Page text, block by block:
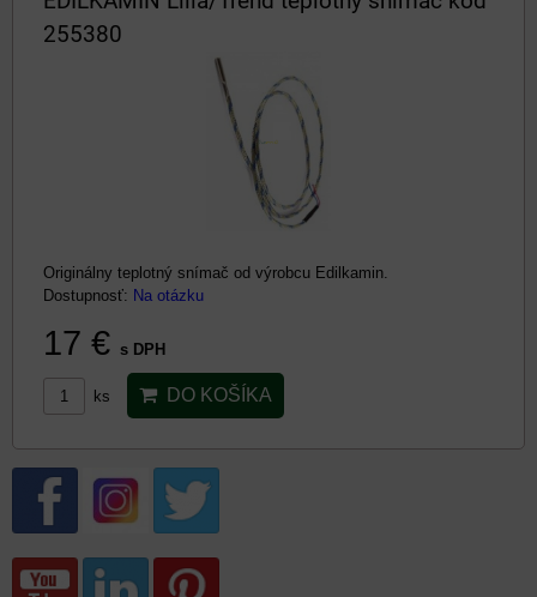
255380
Originálny teplotný snímač od výrobcu Edilkamin.
Dostupnosť: Na otázku
17 € s DPH
ks DO KOŠÍKA